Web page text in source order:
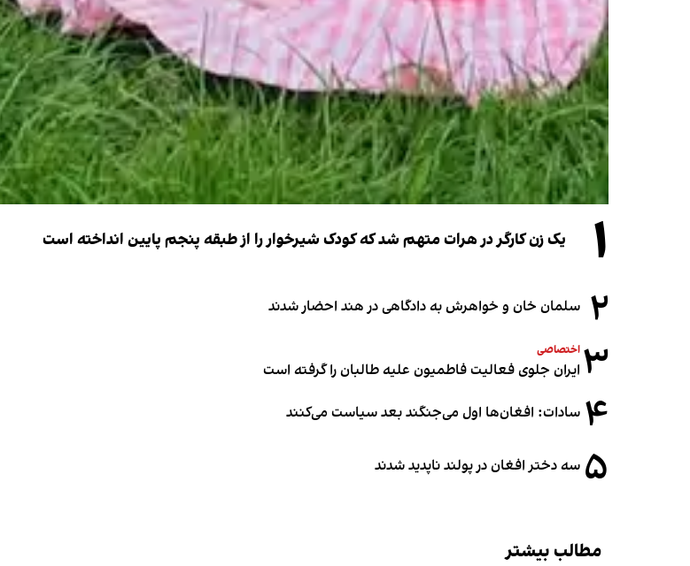
۱ یک زن کارگر در هرات متهم شد که کودک شیرخوار را از طبقه پنجم پایین انداخته است
۲ سلمان خان و خواهرش به دادگاهی در هند احضار شدند
۳ اختصاصی
ایران جلوی فعالیت فاطمیون علیه طالبان را گرفته است
۴ سادات: افغان‌ها اول می‌جنگند بعد سیاست می‌کنند
۵ سه دختر افغان در پولند ناپدید شدند
مطالب بیشتر